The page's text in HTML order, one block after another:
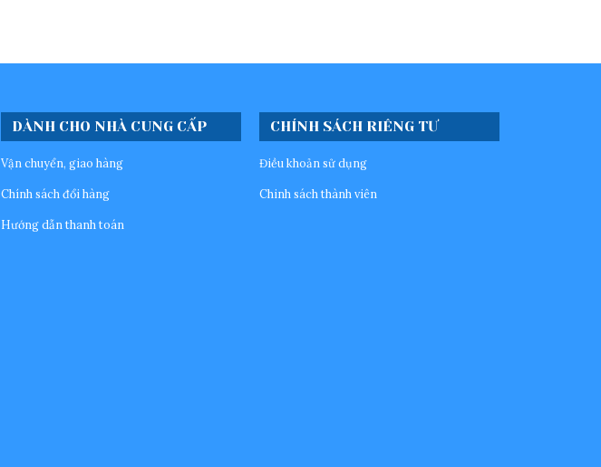
DÀNH CHO NHÀ CUNG CẤP
Vận chuyển, giao hàng
Chính sách đổi hàng
Hướng dẫn thanh toán
CHÍNH SÁCH RIÊNG TƯ
Điều khoản sử dụng
Chinh sách thành viên